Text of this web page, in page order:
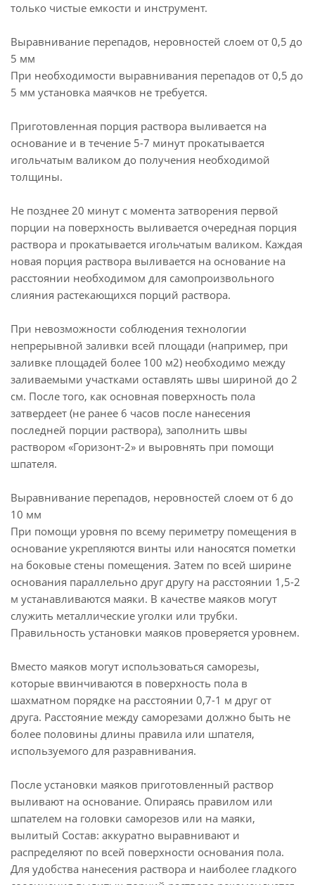
только чистые емкости и инструмент.
Выравнивание перепадов, неровностей слоем от 0,5 до
5 мм
При необходимости выравнивания перепадов от 0,5 до
5 мм установка маячков не требуется.
Приготовленная порция раствора выливается на
основание и в течение 5-7 минут прокатывается
игольчатым валиком до получения необходимой
толщины.
Не позднее 20 минут с момента затворения первой
порции на поверхность выливается очередная порция
раствора и прокатывается игольчатым валиком. Каждая
новая порция раствора выливается на основание на
расстоянии необходимом для самопроизвольного
слияния растекающихся порций раствора.
При невозможности соблюдения технологии
непрерывной заливки всей площади (например, при
заливке площадей более 100 м2) необходимо между
заливаемыми участками оставлять швы шириной до 2
см. После того, как основная поверхность пола
затвердеет (не ранее 6 часов после нанесения
последней порции раствора), заполнить швы
раствором «Горизонт-2» и выровнять при помощи
шпателя.
Выравнивание перепадов, неровностей слоем от 6 до
10 мм
При помощи уровня по всему периметру помещения в
основание укрепляются винты или наносятся пометки
на боковые стены помещения. Затем по всей ширине
основания параллельно друг другу на расстоянии 1,5-2
м устанавливаются маяки. В качестве маяков могут
служить металлические уголки или трубки.
Правильность установки маяков проверяется уровнем.
Вместо маяков могут использоваться саморезы,
которые ввинчиваются в поверхность пола в
шахматном порядке на расстоянии 0,7-1 м друг от
друга. Расстояние между саморезами должно быть не
более половины длины правила или шпателя,
используемого для разравнивания.
После установки маяков приготовленный раствор
выливают на основание. Опираясь правилом или
шпателем на головки саморезов или на маяки,
вылитый Состав: аккуратно выравнивают и
распределяют по всей поверхности основания пола.
Для удобства нанесения раствора и наиболее гладкого